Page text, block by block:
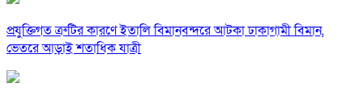
প্রযুক্তিগত ত্রুটির কারণে ইতালি বিমানবন্দরে আটকা ঢাকাগামী বিমান,
ভেতরে আড়াই শতাধিক যাত্রী